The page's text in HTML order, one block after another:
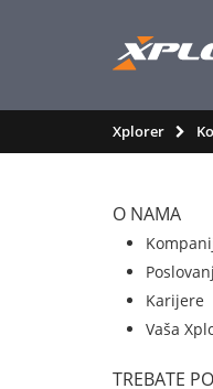
Xplorer
O NAMA
Karijere
Vaša
TREBATE